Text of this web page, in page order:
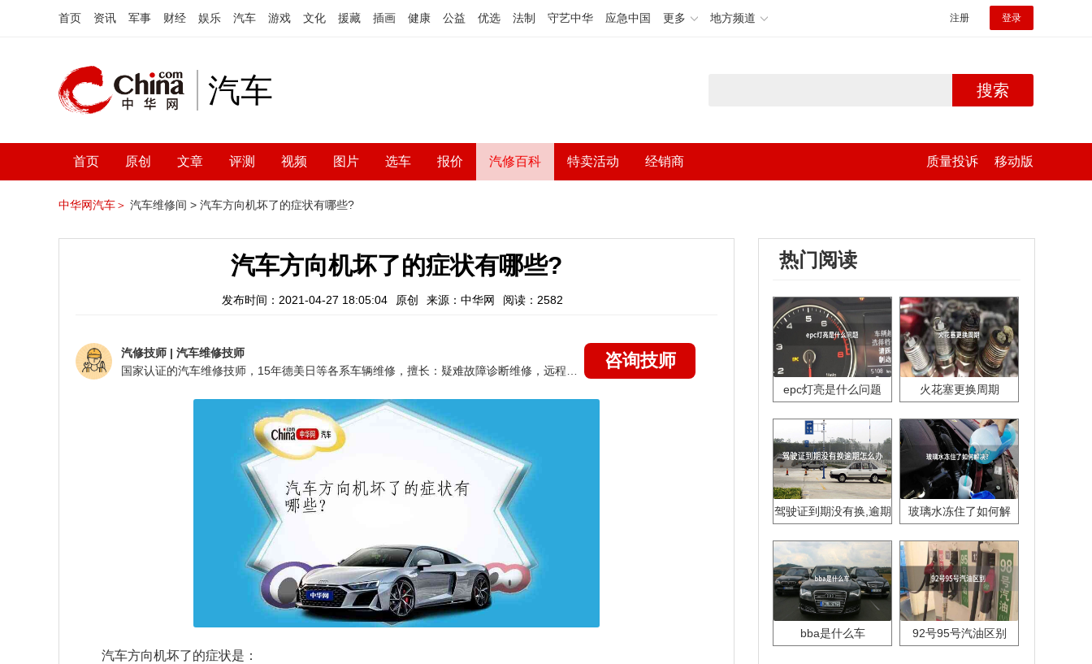
首页 资讯 军事 财经 娱乐 汽车 游戏 文化 援藏 插画 健康 公益 优选 法制 守艺中华 应急中国 更多 地方频道 注册 登录
汽车 搜索
首页 原创 文章 评测 视频 图片 选车 报价 汽修百科 特卖活动 经销商 质量投诉 移动版
中华网汽车＞ 汽车维修间 > 汽车方向机坏了的症状有哪些?
汽车方向机坏了的症状有哪些?
发布时间：2021-04-27 18:05:04 原创 来源：中华网 阅读：2582
汽修技师 | 汽车维修技师
咨询技师
汽车方向机坏了的症状是：
热门阅读
epc灯亮是什么问题 火花塞更换周期
驾驶证到期没有换,逾期
玻璃水冻住了如何解
bba是什么车 92号95号汽油区别